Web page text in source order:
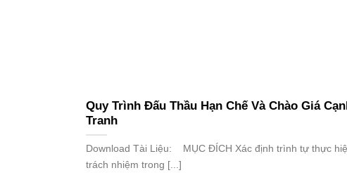
Quy Trình Đấu Thầu Hạn Chế Và Chào Giá
Tranh
Download Tài Liệu: MỤC ĐÍCH Xác định trình tự thực
trách nhiệm trong [...]